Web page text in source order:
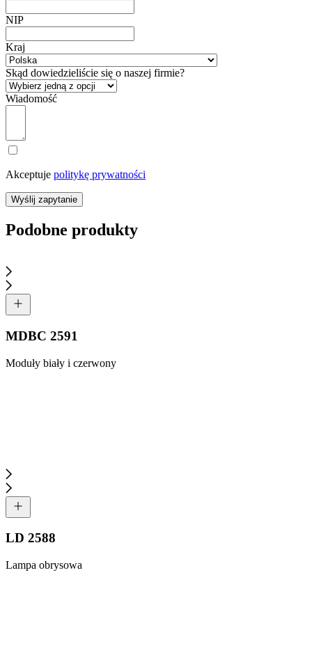
NIP
Kraj
Skąd dowiedzieliście się o naszej firmie?
Wiadomość
Akceptuje politykę prywatności
Wyślij zapytanie
Podobne produkty
MDBC 2591
Moduły biały i czerwony
LD 2588
Lampa obrysowa